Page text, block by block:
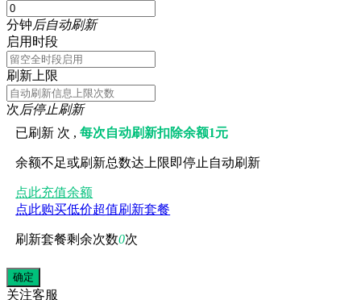
分钟后自动刷新
启用时段
刷新上限
次后停止刷新
已刷新 次 ,每次自动刷新扣除余额1元
余额不足或刷新总数达上限即停止自动刷新
点此充值余额
点此购买低价超值刷新套餐
刷新套餐剩余次数0次
关注客服